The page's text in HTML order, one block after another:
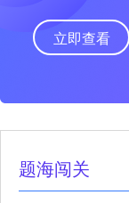
立即查看
题海闯关